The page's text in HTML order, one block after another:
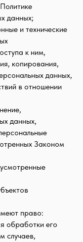
данных;
и технические
к ним,
копирования,
данных,
в отношении
данных,
Законом
право:
обработки его
случаев,